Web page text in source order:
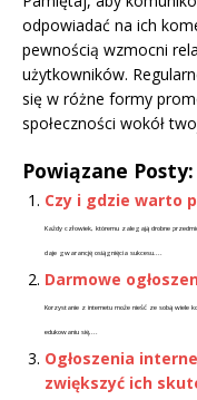
odpowiadać na ich
pewnością wzmocni
użytkowników.
się w różne formy
społeczności wokół
Powiązane Posty:
Czy i gdzie warto
Każdy człowiek, któremu zalegają drobne
daje gwarancję osiągnięcia sukcesu....
Darmowe
Korzystanie z internetu może nieść ze sobą
edukowaniu się,...
Ogłoszenia
zwiększyć ich